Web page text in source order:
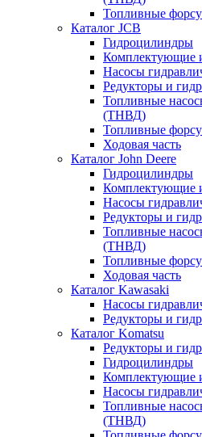
Топливные
Каталог JCB
Гидроцилиндры
Комплектующие
Насосы
Редукторы и
Топливные
(ТНВД)
Топливные
Ходовая часть
Каталог John Deere
Гидроцилиндры
Комплектующие
Насосы
Редукторы и
Топливные
(ТНВД)
Топливные
Ходовая часть
Каталог Kawasaki
Насосы
Редукторы и
Каталог Komatsu
Редукторы и
Гидроцилиндры
Комплектующие
Насосы
Топливные
(ТНВД)